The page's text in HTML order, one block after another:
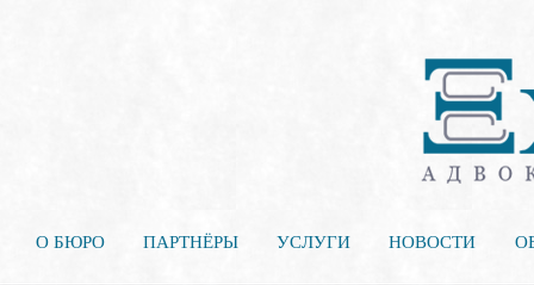
О БЮРО ПАРТНЁРЫ УСЛУГИ НОВОСТИ